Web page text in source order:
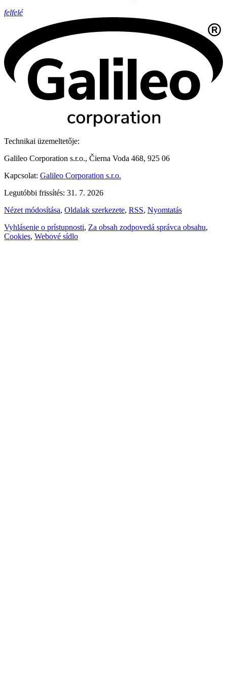
felfelé
Technikai üzemeltetője:
Galileo Corporation s.r.o., Čierna Voda 468, 925 06
Kapcsolat: Galileo Corporation s.r.o.
Legutóbbi frissítés: 31. 7. 2026
Nézet módosítása, Oldalak szerkezete, RSS, Nyomtatás
Vyhlásenie o prístupnosti, Za obsah zodpovedá správca obsahu,
Cookies, Webové sídlo